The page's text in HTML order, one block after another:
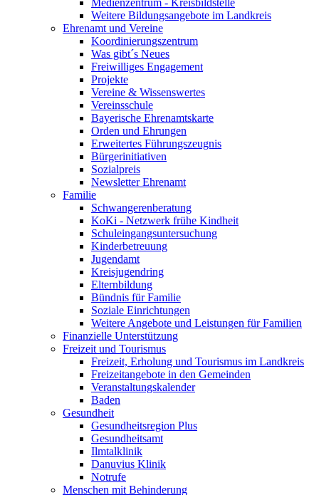
Medienzentrum - Kreisbildstelle
Weitere Bildungsangebote im Landkreis
Ehrenamt und Vereine
Koordinierungszentrum
Was gibt´s Neues
Freiwilliges Engagement
Projekte
Vereine & Wissenswertes
Vereinsschule
Bayerische Ehrenamtskarte
Orden und Ehrungen
Erweitertes Führungszeugnis
Bürgerinitiativen
Sozialpreis
Newsletter Ehrenamt
Familie
Schwangerenberatung
KoKi - Netzwerk frühe Kindheit
Schuleingangsuntersuchung
Kinderbetreuung
Jugendamt
Kreisjugendring
Elternbildung
Bündnis für Familie
Soziale Einrichtungen
Weitere Angebote und Leistungen für Familien
Finanzielle Unterstützung
Freizeit und Tourismus
Freizeit, Erholung und Tourismus im Landkreis
Freizeitangebote in den Gemeinden
Veranstaltungskalender
Baden
Gesundheit
Gesundheitsregion Plus
Gesundheitsamt
Ilmtalklinik
Danuvius Klinik
Notrufe
Menschen mit Behinderung